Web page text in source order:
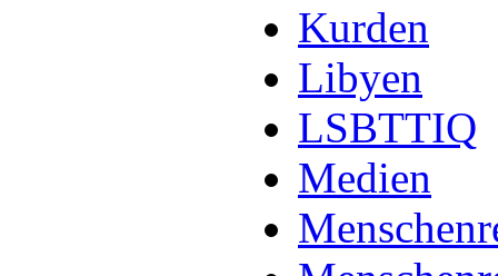
Kurden
Libyen
LSBTTIQ
Medien